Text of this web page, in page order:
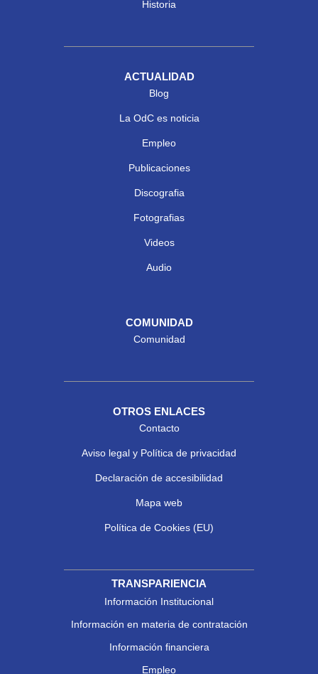
Historia
ACTUALIDAD
Blog
La OdC es noticia
Empleo
Publicaciones
Discografia
Fotografias
Videos
Audio
COMUNIDAD
Comunidad
OTROS ENLACES
Contacto
Aviso legal y Política de privacidad
Declaración de accesibilidad
Mapa web
Política de Cookies (EU)
TRANSPARIENCIA
Información Institucional
Información en materia de contratación
Información financiera
Empleo